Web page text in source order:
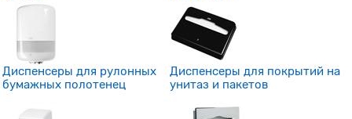
Диспенсеры для рулонных
бумажных полотенец
Диспенсеры для покрытий на
унитаз и пакетов